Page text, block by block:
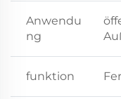
Anwendu
ng
funktion